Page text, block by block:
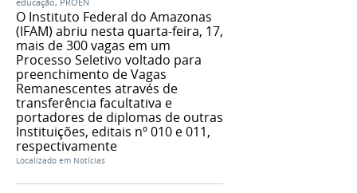
educação, PROEN
O Instituto Federal do Amazonas
(IFAM) abriu nesta quarta-feira, 17,
mais de 300 vagas em um
Processo Seletivo voltado para
preenchimento de Vagas
Remanescentes através de
transferência facultativa e
portadores de diplomas de outras
Instituições, editais nº 010 e 011,
respectivamente
Localizado em Notícias